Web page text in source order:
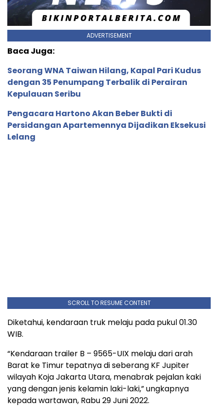
ADVERTISEMENT
Baca Juga:
Seorang WNA Taiwan Hilang, Kapal Pari Kudus
dengan 35 Penumpang Terbalik di Perairan
Kepulauan Seribu
Pengacara Hartono Akan Beber Bukti di
Persidangan Apartemennya Dijadikan Eksekusi
Lelang
SCROLL TO RESUME CONTENT
Diketahui, kendaraan truk melaju pada pukul 01.30
WIB.
“Kendaraan trailer B – 9565-UIX melaju dari arah
Barat ke Timur tepatnya di seberang KF Jupiter
wilayah Koja Jakarta Utara, menabrak pejalan kaki
yang dengan jenis kelamin laki-laki,” ungkapnya
kepada wartawan, Rabu 29 Juni 2022.